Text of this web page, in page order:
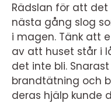
Rädslan för att det
nästa gång slog
i magen. Tänk att
av att huset står i
det inte bli.
brandtätning och
deras hjälp kunde